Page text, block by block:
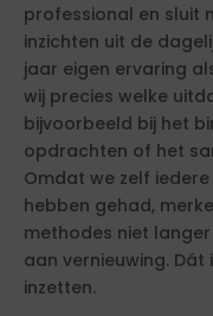
professional en sluit
inzichten uit de
jaar eigen ervaring
wij precies welke
bijvoorbeeld bij het
opdrachten of het
Omdat we zelf
hebben gehad,
methodes niet
aan vernieuwing.
inzetten.